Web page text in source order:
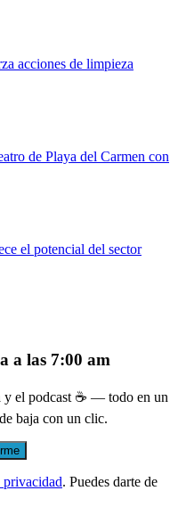
acciones de limpieza
de Playa del Carmen con
el potencial del sector
a las 7:00 am
y el podcast ☕ — todo en un
baja con un clic.
privacidad. Puedes darte de